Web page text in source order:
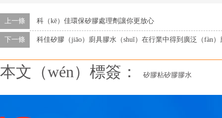
上一條 科（kē）佳環保矽膠處理劑讓你更放心
下一條 科佳矽膠（jiāo）廚具膠水（shuǐ）在行業中得到廣泛（fàn）
本文（wén）標簽： 矽膠粘矽膠膠水